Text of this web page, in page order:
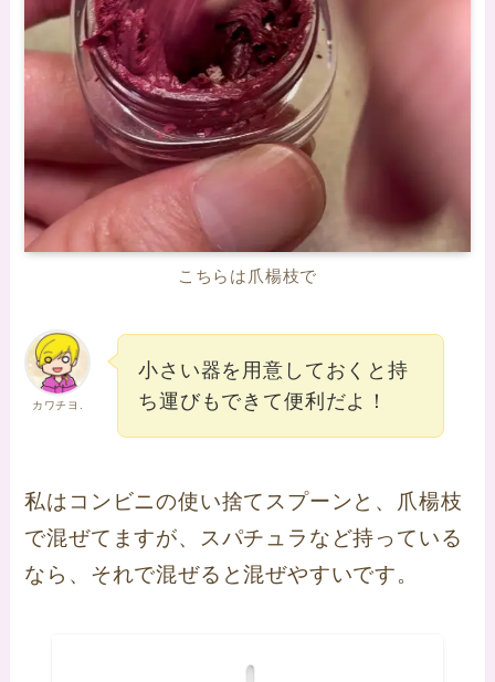
こちらは爪楊枝で
カワチヨ.
小さい器を用意しておくと持
ち運びもできて便利だよ！
私はコンビニの使い捨てスプーンと、爪楊枝
で混ぜてますが、スパチュラなど持っている
なら、それで混ぜると混ぜやすいです。